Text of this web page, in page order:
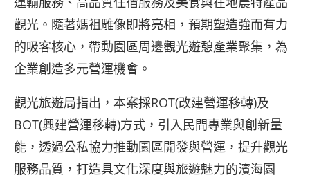
觀光。隨著媽祖雕像即將亮相，預期塑造強而有力
的吸客核心，帶動園區周邊觀光遊憩產業聚集，為
企業創造多元營運機會。
觀光旅遊局指出，本案採ROT(改建營運移轉)及
BOT(興建營運移轉)方式，引入民間專業與創新量
能，透過公私協力推動園區開發與營運，提升觀光
服務品質，打造具文化深度與旅遊魅力的濱海園